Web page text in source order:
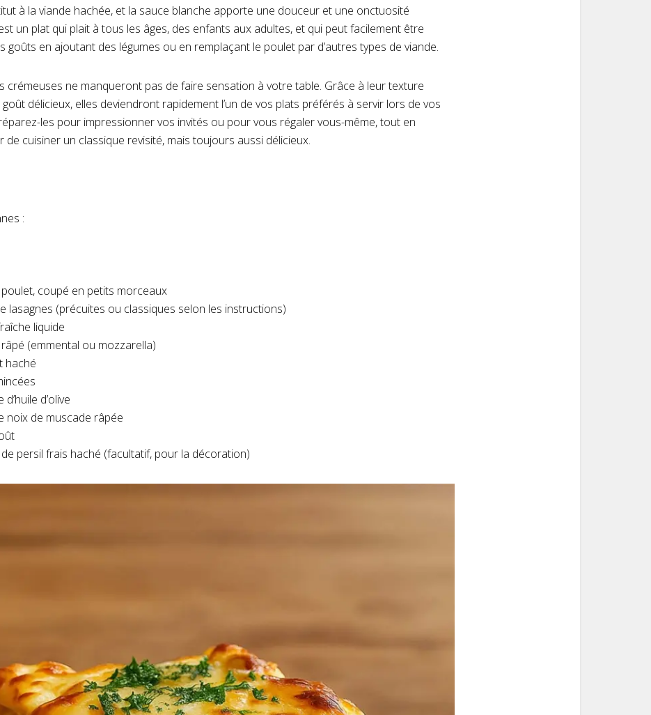
à la viande hachée, et la sauce blanche apporte une douceur et une onctuosité
un plat qui plait à tous les âges, des enfants aux adultes, et qui peut facilement être
goûts en ajoutant des légumes ou en remplaçant le poulet par d’autres types de viande.
crémeuses ne manqueront pas de faire sensation à votre table. Grâce à leur texture
délicieux, elles deviendront rapidement l’un de vos plats préférés à servir lors de vos
les pour impressionner vos invités ou pour vous régaler vous-même, tout en
de cuisiner un classique revisité, mais toujours aussi délicieux.
:
coupé en petits morceaux
lasagnes (précuites ou classiques selon les instructions)
liquide
(emmental ou mozzarella)
haché
d’olive
noix de muscade râpée
persil frais haché (facultatif, pour la décoration)